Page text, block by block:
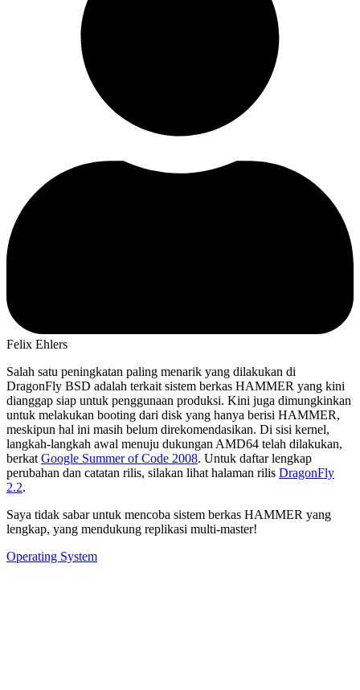
Felix Ehlers
Salah satu peningkatan paling menarik yang dilakukan di
DragonFly BSD adalah terkait sistem berkas HAMMER yang kini
dianggap siap untuk penggunaan produksi. Kini juga dimungkinkan
untuk melakukan booting dari disk yang hanya berisi HAMMER,
meskipun hal ini masih belum direkomendasikan. Di sisi kernel,
langkah-langkah awal menuju dukungan AMD64 telah dilakukan,
berkat Google Summer of Code 2008. Untuk daftar lengkap
perubahan dan catatan rilis, silakan lihat halaman rilis DragonFly
2.2.
Saya tidak sabar untuk mencoba sistem berkas HAMMER yang
lengkap, yang mendukung replikasi multi-master!
Operating System